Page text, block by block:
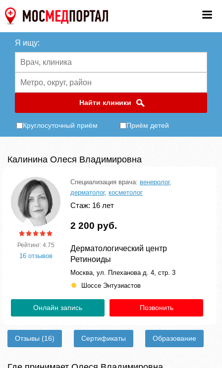
Я ищу:
Найти клиники
Круглосуточный приём Приём детей
Калинина Олеся Владимировна
Рейтинг: 4.75
16 отзывов
Специализация врача: венеролог,
дерматолог, косметолог
Стаж: 16 лет
2 200 руб.
Дерматологический центр
Ретиноиды
Москва, ул. Плеханова д. 4, стр. 3
Шоссе Энтузиастов
Онлайн запись Позвонить
Отзывы (16) Сертификаты Образование